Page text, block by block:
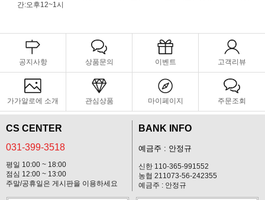
간:오후12~1시
공지사항 상품문의 이벤트 고객리뷰
가가알로에 소개 관심상품 마이페이지 주문조회
CS CENTER
031-399-3518
평일 10:00 ~ 18:00
점심 12:00 ~ 13:00
주말/공휴일은 게시판을 이용하세요
BANK INFO
예금주 : 안정규
신한 110-365-991552
농협 211073-56-242355
예금주 : 안정규